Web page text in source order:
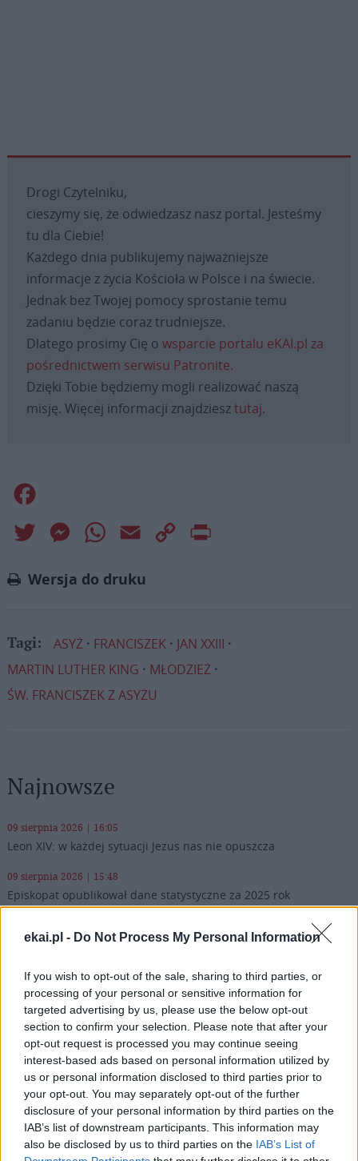
ekai.pl - Do Not Process My Personal Information
If you wish to opt-out of the sale, sharing to third parties, or
processing of your personal or sensitive information for
targeted advertising by us, please use the below opt-out
section to confirm your selection. Please note that after your
opt-out request is processed you may continue seeing
interest-based ads based on personal information utilized by
us or personal information disclosed to third parties prior to
your opt-out. You may separately opt-out of the further
disclosure of your personal information by third parties on the
IAB’s list of downstream participants. This information may
also be disclosed by us to third parties on the IAB’s List of
Drogi Czytelniku,
cieszymy się, że odwiedzasz nasz portal. Jesteśmy
tu dla Ciebie!
Każdego dnia publikujemy najważniejsze
informacje z życia Kościoła w Polsce i na świecie.
Jednak bez Twojej pomocy sprostanie temu
zadaniu będzie coraz trudniejsze.
Dlatego prosimy Cię o wsparcie portalu eKAI.pl za
pośrednictwem serwisu Patronite.
Dzięki Tobie będziemy mogli realizować naszą
misję. Więcej informacji znajdziesztutaj.
Twitter MessengerWhatsApp
Email
Copy
Wersja do druku
Tagi: ASYŻ FRANCISZEK
JAN XXIII
MARTIN LUTHER KING
MŁODZIEŻ
ŚW. FRANCISZEK Z ASYŻU
Najnowsze
09 sierpnia 2026 | 16:05
Leon XIV: w każdej sytuacji Jezus nas nie opuszcza
09 sierpnia 2026 | 15:48
Episkopat opublikował dane statystyczne za 2025 rok
Kościół w Pozzuoli na pierwszej linii: Msza wśród gruzów,
09 sierpnia 2026 | 14:19
Zwierzchnik UKGK: „Nie bójcie się, bądźcie wolni!” – dziedzictwo
bp. Pawło Wasyłyka
Popularne